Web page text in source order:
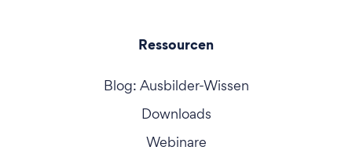
Ressourcen
Blog: Ausbilder-Wissen
Downloads
Webinare